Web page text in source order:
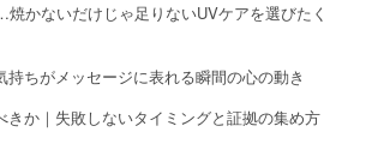
かないだけじゃ足りないUVケアを選びたく
ちがメッセージに表れる瞬間の心の動き
きか｜失敗しないタイミングと証拠の集め方